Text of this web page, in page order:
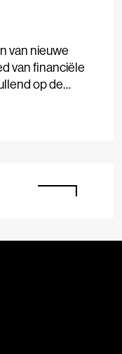
van nieuwe
van financiële
op de
Financiële
kunnen